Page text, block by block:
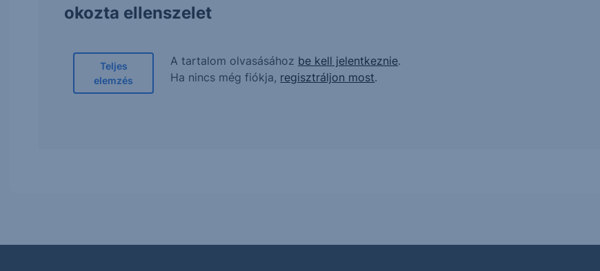
okozta ellenszelet
Teljes
elemzés
A tartalom olvasásához be kell jelentkeznie.
Ha nincs még fiókja, regisztráljon most.